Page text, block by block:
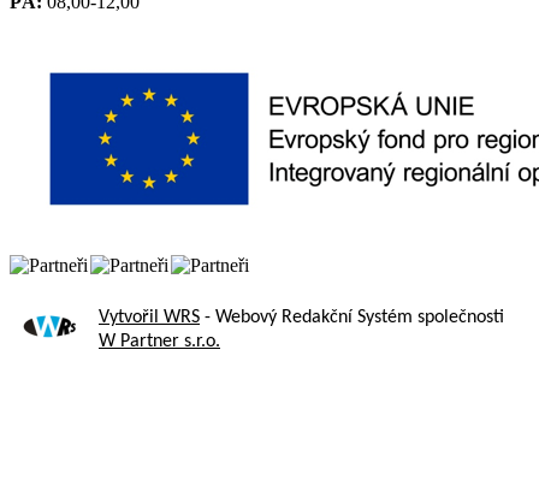
Vytvořil WRS - Webový Redakční Systém společnosti
W Partner s.r.o.